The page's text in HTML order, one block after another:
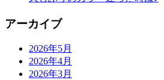
アーカイブ
2026年5月
2026年4月
2026年3月